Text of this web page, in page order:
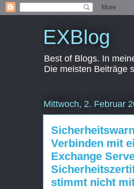
EXBlog
Best of Blogs. In
Die meisten Beiträge
Mittwoch, 2. Februar
Verbinden mit
Exchange
stimmt nicht